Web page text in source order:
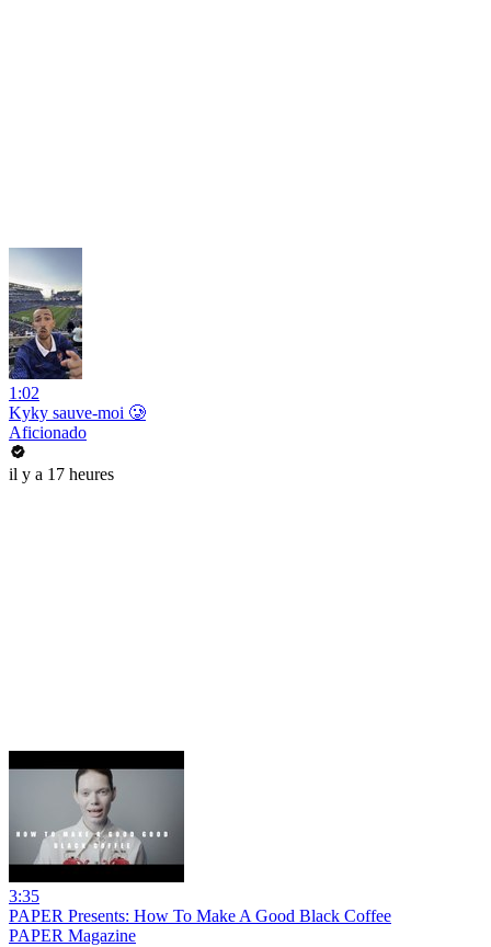
1:02
Kyky sauve-moi 🥲
Aficionado
il y a 17 heures
3:35
PAPER Presents: How To Make A Good Black Coffee
PAPER Magazine